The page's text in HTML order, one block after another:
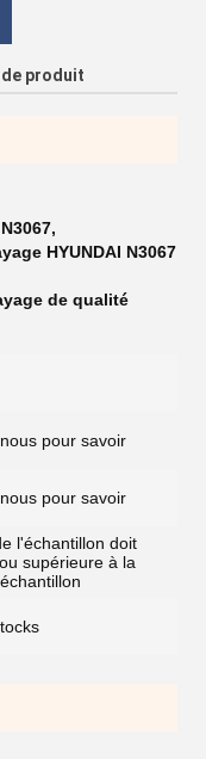
produit
,
HYUNDAI N3067
de qualité
pour savoir
pour savoir
l'échantillon doit
supérieure à la